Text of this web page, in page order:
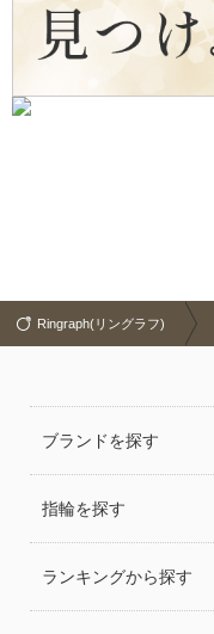
Ringraph(リングラフ)
ブランドを探す
指輪を探す
ランキングから探す